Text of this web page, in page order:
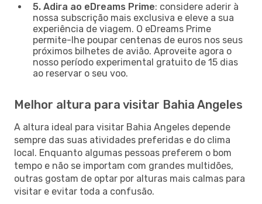
5. Adira ao eDreams Prime: considere aderir à
nossa subscrição mais exclusiva e eleve a sua
experiência de viagem. O eDreams Prime
permite-lhe poupar centenas de euros nos seus
próximos bilhetes de avião. Aproveite agora o
nosso período experimental gratuito de 15 dias
ao reservar o seu voo.
Melhor altura para visitar Bahia Angeles
A altura ideal para visitar Bahia Angeles depende
sempre das suas atividades preferidas e do clima
local. Enquanto algumas pessoas preferem o bom
tempo e não se importam com grandes multidões,
outras gostam de optar por alturas mais calmas para
visitar e evitar toda a confusão.